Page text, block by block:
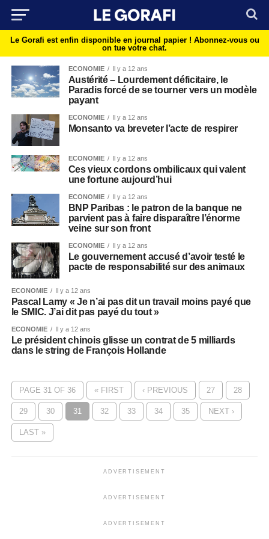
Le Gorafi est enfin disponible en journal papier ! Abonnez-vous ou
on tue votre chat.
ECONOMIE Il y a 12 ans
Austérité – Lourdement déficitaire, le
Paradis forcé de se tourner vers un modèle
payant
ECONOMIE Il y a 12 ans
Monsanto va breveter l’acte de respirer
ECONOMIE Il y a 12 ans
Ces vieux cordons ombilicaux qui valent
une fortune aujourd’hui
ECONOMIE Il y a 12 ans
BNP Paribas : le patron de la banque ne
parvient pas à faire disparaître l’énorme
veine sur son front
ECONOMIE Il y a 12 ans
Le gouvernement accusé d’avoir testé le
pacte de responsabilité sur des animaux
ECONOMIE Il y a 12 ans
Pascal Lamy « Je n’ai pas dit un travail moins payé que
le SMIC. J’ai dit pas payé du tout »
ECONOMIE Il y a 12 ans
Le président chinois glisse un contrat de 5 milliards
dans le string de François Hollande
PAGE 31 OF 36 « FIRST ‹ PREVIOUS 27 28
29 30 31 32 33 34 35 NEXT ›
LAST »
ADVERTISEMENT
ADVERTISEMENT
ADVERTISEMENT